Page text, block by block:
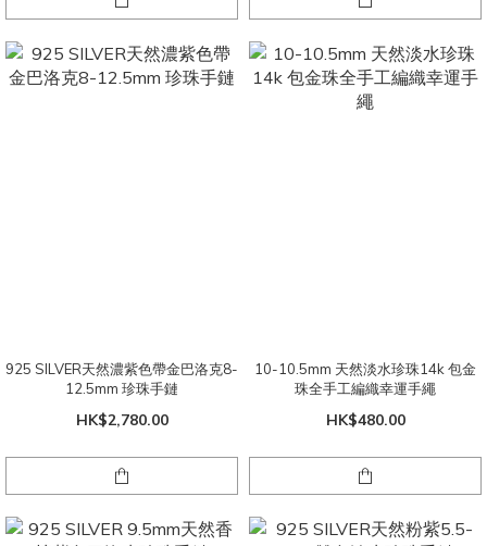
925 SILVER天然濃紫色帶金巴洛克8-
12.5mm 珍珠手鏈
HK$2,780.00
10-10.5mm 天然淡水珍珠14k 包金
珠全手工編織幸運手繩
HK$480.00